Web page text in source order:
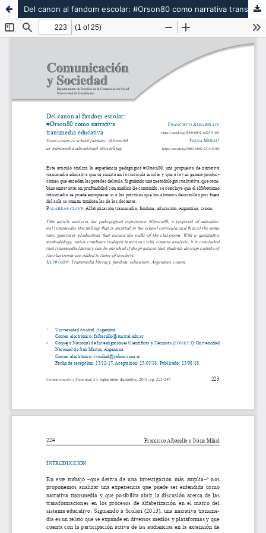
Del canon al fandom escolar: #Orson80 como narrativa transmedia educativa